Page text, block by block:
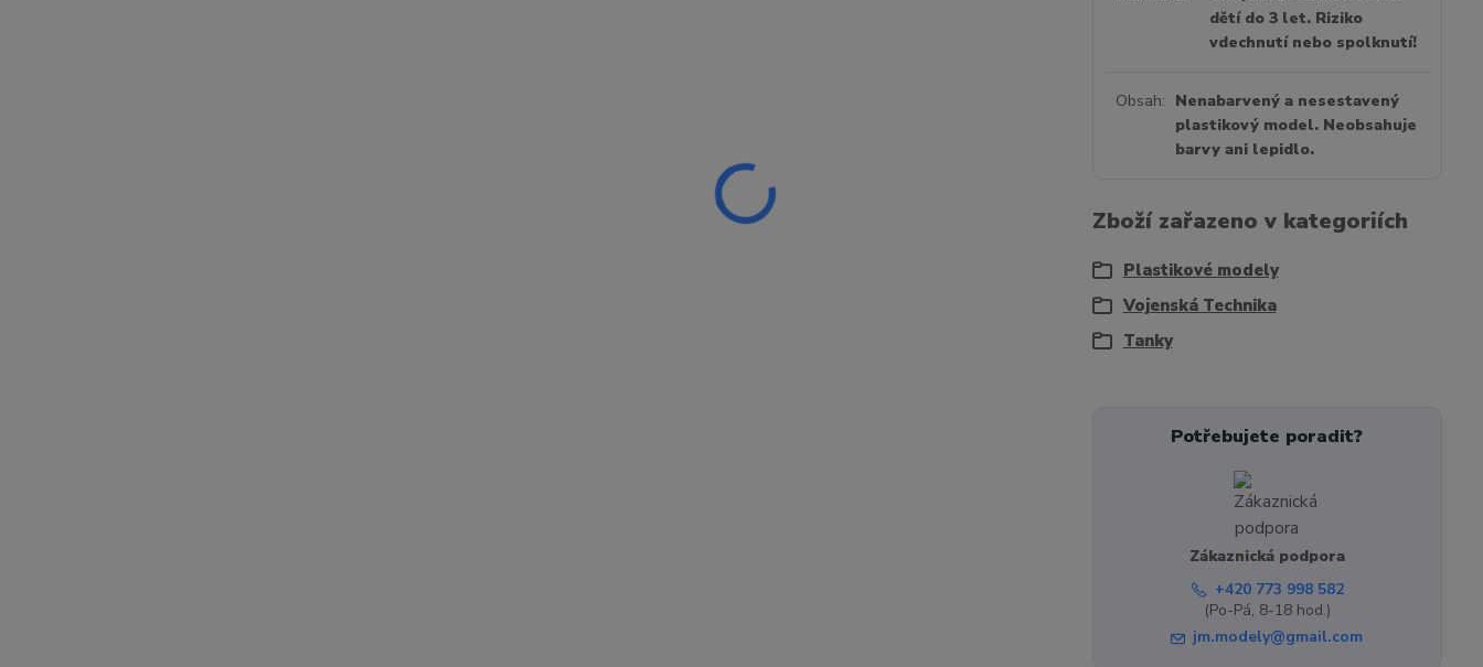
dětí do 3 let. Riziko
vdechnutí nebo spolknutí!
Obsah
Nenabarvený a nesestavený
plastikový model. Neobsahuje
barvy ani lepidlo.
Zboží zařazeno v kategoriích
Plastikové modely
Vojenská Technika
Tanky
Potřebujete poradit?
Zákaznická podpora
+420 773 998 582
(Po-Pá, 8-18 hod.)
jm.modely@gmail.com